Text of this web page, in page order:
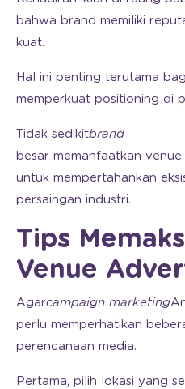
bahwa brand memiliki
kuat.
Hal ini penting terutama
memperkuat positioning di
Tidak sedikitbrand
besar memanfaatkan
untuk mempertahankan
persaingan industri.
Tips
Venue
Agarcampaign marketing
perlu memperhatikan
perencanaan media.
Pertama, pilih lokasi yang